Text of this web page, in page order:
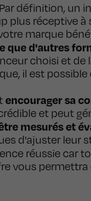
définition, un
plus réceptive
marque
que d'autres
choisi et
il est
encourager sa
et peut
mesurés et
d'ajuster leur
réussie car
vous